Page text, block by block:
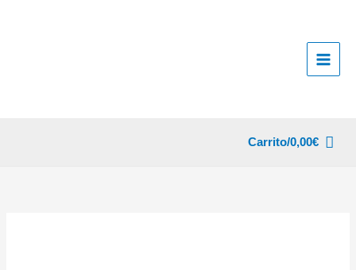
Carrito/0,00€